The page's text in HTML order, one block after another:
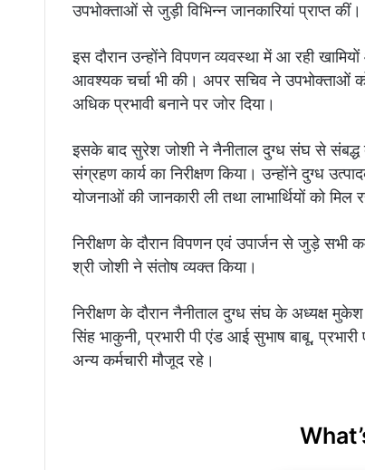
उपभोक्ताओं से जुड़ी विभिन्न जानकारियां प्राप्त कीं।
इस दौरान उन्होंने विपणन व्यवस्था में आ रही
आवश्यक चर्चा भी की। अपर सचिव ने उपभोक्ताओं
अधिक प्रभावी बनाने पर जोर दिया।
इसके बाद सुरेश जोशी ने नैनीताल दुग्ध संघ से संबद्ध
संग्रहण कार्य का निरीक्षण किया। उन्होंने दुग्ध
योजनाओं की जानकारी ली तथा लाभार्थियों को मिल
निरीक्षण के दौरान विपणन एवं उपार्जन से जुड़े
श्री जोशी ने संतोष व्यक्त किया।
निरीक्षण के दौरान नैनीताल दुग्ध संघ के अध्यक्ष
सिंह भाकुनी, प्रभारी पी एंड आई सुभाष बाबू, प्रभारी
अन्य कर्मचारी मौजूद रहे।